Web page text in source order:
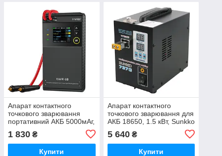
Апарат контактного
точкового зварювання
портативний АКБ 5000мАг,
1 830 ₴
Купити
Апарат контактного
точкового зварювання для
АКБ 18650, 1.5 кВт, Sunkko
5 640₴
Купити